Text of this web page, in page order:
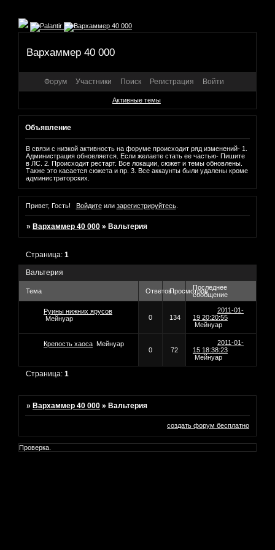
Вархаммер 40 000
Форум Участники Поиск Регистрация Войти
Активные темы
Объявление
В связи с низкой активность на форуме происходит ряд изменений- 1.
Администрация обновляется. Если желаете стать ее частью- Пишите
в ЛС. 2. Происходит рестарт. Все локации, сюжет и темы обновлены.
Также это касается сюжета и пр. 3. Все аккаунты были удалены кроме
администраторских.
Привет, Гость! Войдитеили зарегистрируйтесь.
» Вархаммер 40 000 » Вальтерия
Вальтерия
Страница:1
Тема ОтветовПросмотровПоследнее
сообщение
Руины нижних ярусов
Мейнуар
0 134
2011-01-
19 20:20:55
Мейнуар
Крепость хаоса Мейнуар
0
72
2011-01-
15 18:38:23
Мейнуар
Страница:1
» Вархаммер 40 000 » Вальтерия
создать форум бесплатно
Проверка.